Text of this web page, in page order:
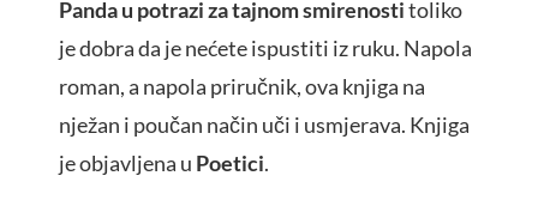
Panda u potrazi za tajnom smirenostitoliko
je dobra da je nećete ispustiti iz ruku. Napola
roman, a napola priručnik, ova knjiga na
nježan i poučan način uči i usmjerava. Knjiga
je objavljena u Poetici.